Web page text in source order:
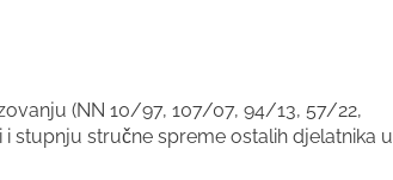
(NN 10/97, 107/07, 94/13, 57/22,
stupnju stručne spreme ostalih djelatnika u